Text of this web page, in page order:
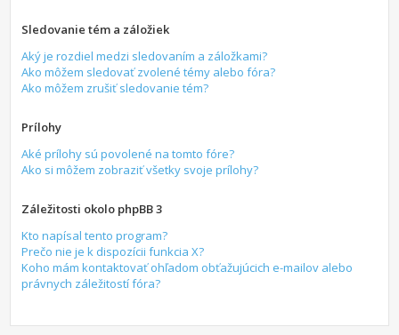
Sledovanie tém a záložiek
Aký je rozdiel medzi sledovaním a záložkami?
Ako môžem sledovať zvolené témy alebo fóra?
Ako môžem zrušiť sledovanie tém?
Prílohy
Aké prílohy sú povolené na tomto fóre?
Ako si môžem zobraziť všetky svoje prílohy?
Záležitosti okolo phpBB 3
Kto napísal tento program?
Prečo nie je k dispozícii funkcia X?
Koho mám kontaktovať ohľadom obťažujúcich e-mailov alebo
právnych záležitostí fóra?